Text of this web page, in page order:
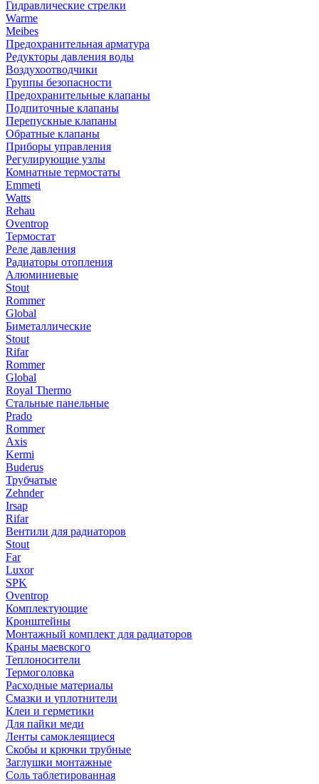
Гидравлические стрелки
Warme
Meibes
Предохранительная арматура
Редукторы давления воды
Воздухоотводчики
Группы безопасности
Предохранительные клапаны
Подпиточные клапаны
Перепускные клапаны
Обратные клапаны
Приборы управления
Регулирующие узлы
Комнатные термостаты
Emmeti
Watts
Rehau
Oventrop
Термостат
Реле давления
Радиаторы отопления
Алюминиевые
Stout
Rommer
Global
Биметаллические
Stout
Rifar
Rommer
Global
Royal Thermo
Стальные панельные
Prado
Rommer
Axis
Kermi
Buderus
Трубчатые
Zehnder
Irsap
Rifar
Вентили для радиаторов
Stout
Far
Luxor
SPK
Oventrop
Комплектующие
Кронштейны
Монтажный комплект для радиаторов
Краны маевского
Теплоносители
Термоголовка
Расходные материалы
Смазки и уплотнители
Клеи и герметики
Для пайки меди
Ленты самоклеящиеся
Скобы и крючки трубные
Заглушки монтажные
Соль таблетированная